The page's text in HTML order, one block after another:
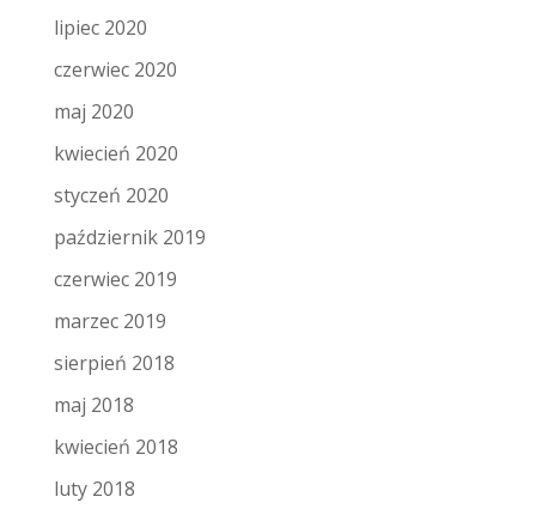
lipiec 2020
czerwiec 2020
maj 2020
kwiecień 2020
styczeń 2020
październik 2019
czerwiec 2019
marzec 2019
sierpień 2018
maj 2018
kwiecień 2018
luty 2018